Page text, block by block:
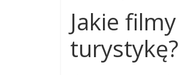
Jakie
turystykę?